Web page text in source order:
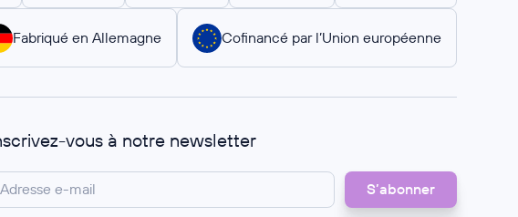
Fabriqué en Allemagne Cofinancé par l’Union européenne
vous à notre newsletter